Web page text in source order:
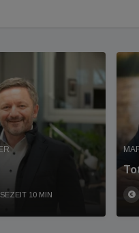
10 MIN